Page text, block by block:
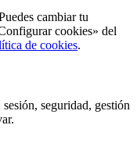
cambiar tu
cookies» del
de cookies.
seguridad, gestión